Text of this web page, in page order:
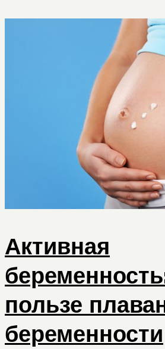
Активная
пользе
беременности